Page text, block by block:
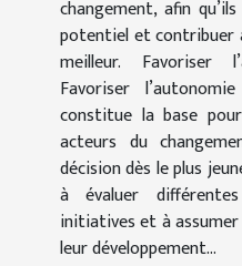
changement, afin
potentiel et contribuer
meilleur. Favoriser
Favoriser
constitue la base
acteurs du
décision dès le plus
à évaluer
initiatives et à
leur développement...